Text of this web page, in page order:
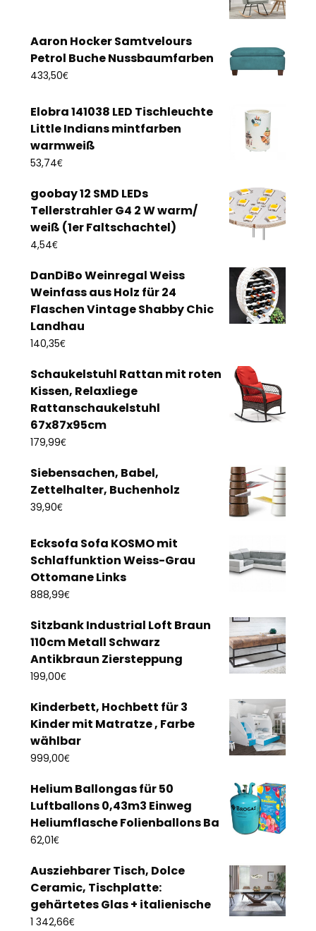
Aaron Hocker Samtvelours
Petrol Buche Nussbaumfarben
433,50€
Elobra 141038 LED Tischleuchte
Little Indians mintfarben
warmweiß
53,74€
goobay 12 SMD LEDs
Tellerstrahler G4 2 W warm/
weiß (1er Faltschachtel)
4,54€
DanDiBo Weinregal Weiss
Weinfass aus Holz für 24
Flaschen Vintage Shabby Chic
Landhau
140,35€
Schaukelstuhl Rattan mit roten
Kissen, Relaxliege
Rattanschaukelstuhl
67x87x95cm
179,99€
Siebensachen, Babel,
Zettelhalter, Buchenholz
39,90€
Ecksofa Sofa KOSMO mit
Schlaffunktion Weiss-Grau
Ottomane Links
888,99€
Sitzbank Industrial Loft Braun
110cm Metall Schwarz
Antikbraun Ziersteppung
199,00€
Kinderbett, Hochbett für 3
Kinder mit Matratze , Farbe
wählbar
999,00€
Helium Ballongas für 50
Luftballons 0,43m3 Einweg
Heliumflasche Folienballons Ba
62,01€
Ausziehbarer Tisch, Dolce
Ceramic, Tischplatte:
gehärtetes Glas + italienische
1 342,66€